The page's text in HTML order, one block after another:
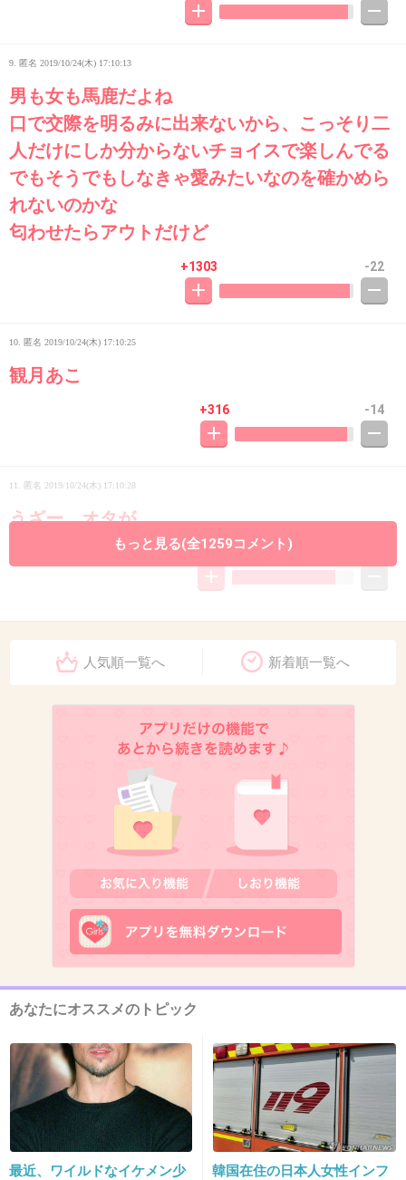
9. 匿名 2019/10/24(木) 17:10:13
男も女も馬鹿だよね
口で交際を明るみに出来ないから、こっそり二
人だけにしか分からないチョイスで楽しんでる
でもそうでもしなきゃ愛みたいなのを確かめら
れないのかな
匂わせたらアウトだけど
+1303 -22
10. 匿名 2019/10/24(木) 17:10:25
観月あこ
+316 -14
11. 匿名 2019/10/24(木) 17:10:28
うざー。オタが。
+333
調査を進めている
+1539
2019/10/24(木) 17:10:33
全国横断イオンw
2件の返信
+857
14. 匿名2019/10/24(木) 17:10:38
女とヤりまくりのジャニーズに本気になってる
オタクの方がバカやろ(笑)
1件の返信
+1113 -35
もっと見る(全1259コメント)
人気順一覧へ 新着順一覧へ
あなたにオススメのトピック
最近、ワイルドなイケメン少
韓国在住の日本人女性インフ